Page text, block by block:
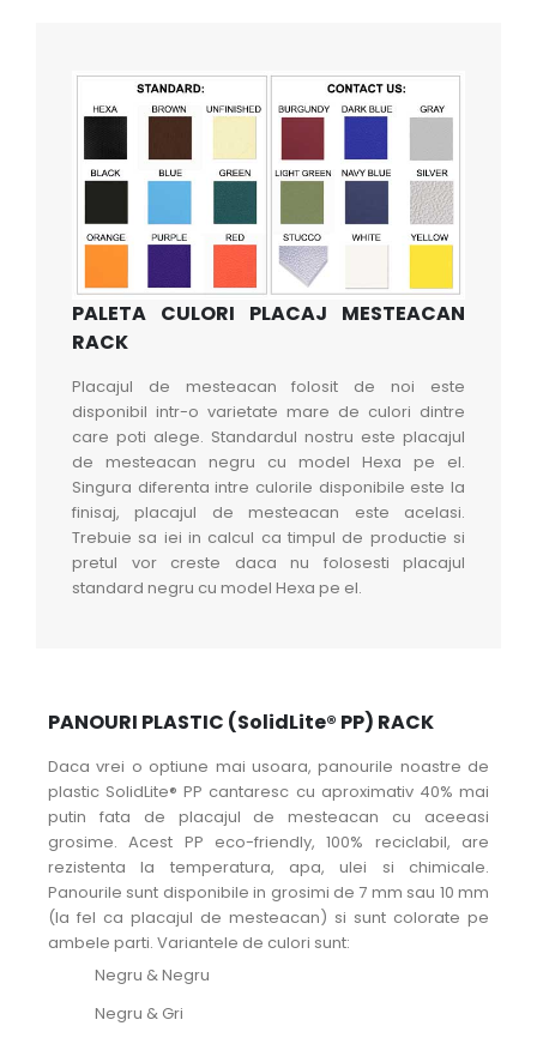
PALETA CULORI PLACAJ MESTEACAN
RACK
Placajul de mesteacan folosit de noi este
disponibil intr-o varietate mare de culori dintre
care poti alege. Standardul nostru este placajul
de mesteacan negru cu model Hexa pe el.
Singura diferenta intre culorile disponibile este la
finisaj, placajul de mesteacan este acelasi.
Trebuie sa iei in calcul ca timpul de productie si
pretul vor creste daca nu folosesti placajul
standard negru cu model Hexa pe el.
PANOURI PLASTIC (SolidLite® PP) RACK
Daca vrei o optiune mai usoara, panourile noastre de
plastic SolidLite® PP cantaresc cu aproximativ 40% mai
putin fata de placajul de mesteacan cu aceeasi
grosime. Acest PP eco-friendly, 100% reciclabil, are
rezistenta la temperatura, apa, ulei si chimicale.
Panourile sunt disponibile in grosimi de 7 mm sau 10 mm
(la fel ca placajul de mesteacan) si sunt colorate pe
ambele parti. Variantele de culori sunt:
Negru & Negru
Negru & Gri